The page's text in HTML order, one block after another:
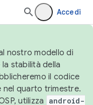
Accedi
nostro modello di
stabilità della
il codice
nel quarto trimestre.
utilizza
android-